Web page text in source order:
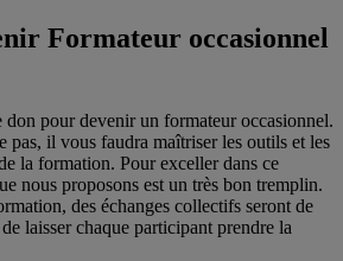
Formateur occasionnel
pour devenir un formateur occasionnel.
pas, il vous faudra maîtriser les outils et les
la formation. Pour exceller dans ce
nous proposons est un très bon tremplin.
des échanges collectifs seront de
laisser chaque participant prendre la